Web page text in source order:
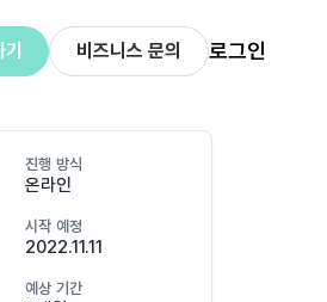
비즈니스 문의 로그인
진행 방식
온라인
시작 예정
2022.11.11
예상 기간